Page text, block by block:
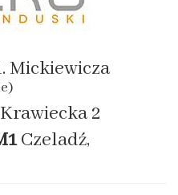
Mickiewicza
2
Czeladź,